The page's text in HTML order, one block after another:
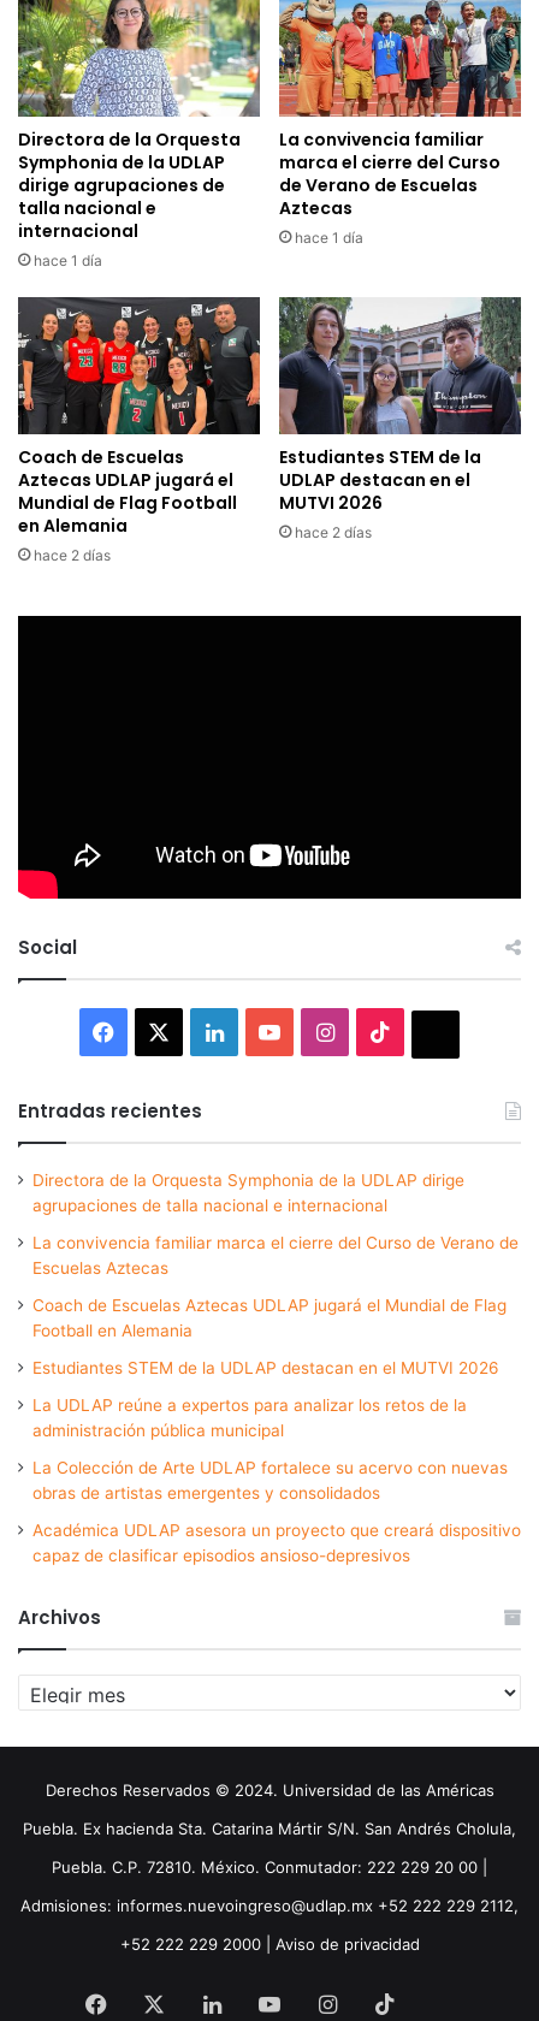
Directora de la Orquesta
Symphonia de la UDLAP
dirige agrupaciones de
talla nacional e
internacional
hace 1 día
La convivencia familiar
marca el cierre del Curso
de Verano de Escuelas
Aztecas
hace 1 día
Coach de Escuelas
Aztecas UDLAP jugará el
Mundial de Flag Football
en Alemania
hace 2 días
Estudiantes STEM de la
UDLAP destacan en el
MUTVI 2026
hace 2 días
Social
Facebook LinkedInYouTubeInstagram
Entradas recientes
Directora de la Orquesta Symphonia de la UDLAP dirige
agrupaciones de talla nacional e internacional
La convivencia familiar marca el cierre del Curso de Verano de
Escuelas Aztecas
Coach de Escuelas Aztecas UDLAP jugará el Mundial de Flag
Football en Alemania
Estudiantes STEM de la UDLAP destacan en el MUTVI 2026
La UDLAP reúne a expertos para analizar los retos de la
administración pública municipal
La Colección de Arte UDLAP fortalece su acervo con nuevas
obras de artistas emergentes y consolidados
Académica UDLAP asesora un proyecto que creará dispositivo
capaz de clasificar episodios ansioso-depresivos
Archivos
Archivos
Derechos Reservados © 2024. Universidad de las Américas
Puebla. Ex hacienda Sta. Catarina Mártir S/N. San Andrés Cholula,
Puebla. C.P. 72810. México. Conmutador: 222 229 20 00 |
Admisiones: informes.nuevoingreso@udlap.mx +52 222 229 2112,
+52 222 229 2000 | Aviso de privacidad
Facebook LinkedInYouTubeInstagram